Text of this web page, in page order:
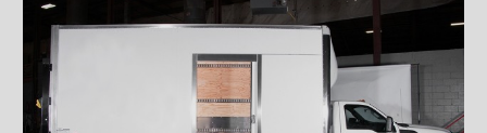
Serrure à compression
Serrure à palette (400)